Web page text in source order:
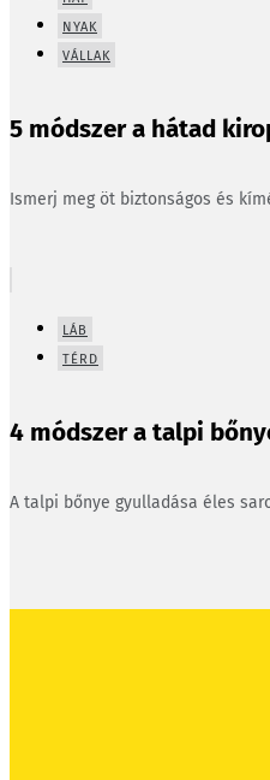
NYAK
VÁLLAK
5 módszer a hátad
Ismerj meg öt biztonságos és
LÁB
TÉRD
4 módszer a talpi
A talpi bőnye gyulladása éles